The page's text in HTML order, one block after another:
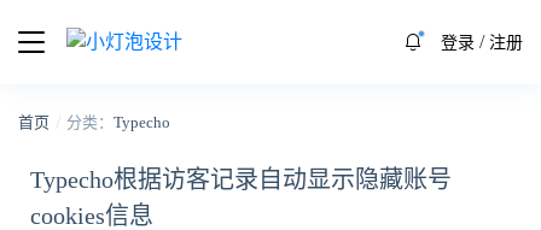
登录/ 注册
首页 分类： Typecho
Typecho根据访客记录自动显示隐藏账号
cookies信息